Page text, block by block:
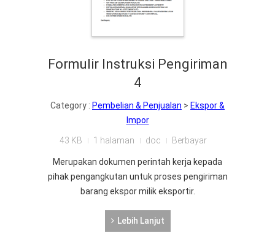
Formulir Instruksi Pengiriman
4
Category : Pembelian & Penjualan > Ekspor &
Impor
43 KB 1 halaman doc Berbayar
Merupakan dokumen perintah kerja kepada
pihak pengangkutan untuk proses pengiriman
barang ekspor milik eksportir.
Lebih Lanjut